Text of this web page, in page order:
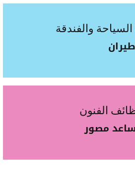
والفندقة
الفنون
مصور